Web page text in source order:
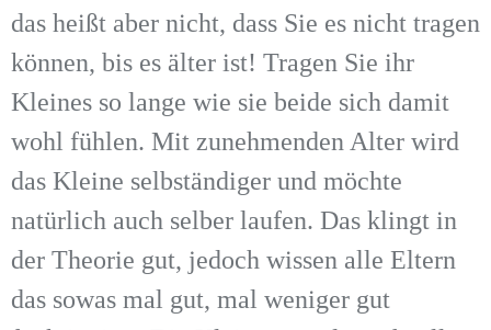
das heißt aber nicht, dass Sie es nicht tragen
können, bis es älter ist! Tragen Sie ihr
Kleines so lange wie sie beide sich damit
wohl fühlen. Mit zunehmenden Alter wird
das Kleine selbständiger und möchte
natürlich auch selber laufen. Das klingt in
der Theorie gut, jedoch wissen alle Eltern
das sowas mal gut, mal weniger gut